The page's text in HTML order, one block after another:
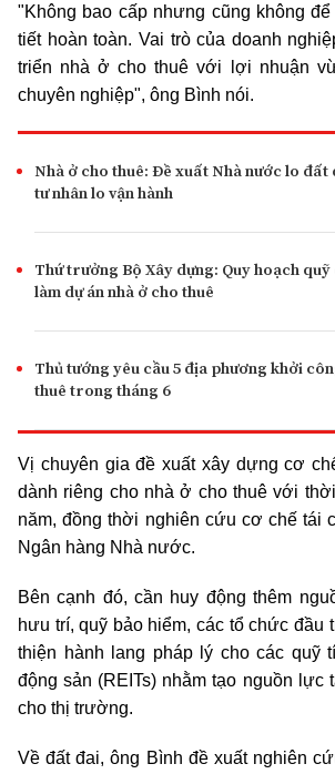
"Không bao cấp nhưng cũng không
tiết hoàn toàn. Vai trò của doanh
triển nhà ở cho thuê với lợi nhuận
chuyên nghiệp", ông Bình nói.
Nhà ở cho thuê: Đề xuất Nhà nước lo
tư nhân lo vận hành
Thứ trưởng Bộ Xây dựng: Quy hoạch
làm dự án nhà ở cho thuê
Thủ tướng yêu cầu 5 địa phương khởi
thuê trong tháng 6
Vị chuyên gia đề xuất xây dựng cơ
dành riêng cho nhà ở cho thuê với
năm, đồng thời nghiên cứu cơ chế tái
Ngân hàng Nhà nước.
Bên cạnh đó, cần huy động thêm
hưu trí, quỹ bảo hiểm, các tổ chức đầu
thiện hành lang pháp lý cho các quỹ
động sản (REITs) nhằm tạo nguồn lực
cho thị trường.
Về đất đai, ông Bình đề xuất nghiên